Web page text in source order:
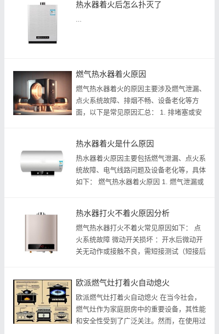
燃气供应异常 ：确认燃气总阀和热...
热水器着火后怎么扑灭了
燃气热水器着火原因
燃气热水器着火的原因主要涉及燃气泄漏、
点火系统故障、排烟不畅、设备老化等方
面，以下是常见原因汇总： 1. 排堵塞或安
30cm以上），导致废气积累在燃烧室，
燃...
热水器着火是什么原因
热水器着火原因主要包括燃气泄漏、点火系
统故障、电气线路问题及设备老化等，具体
如下： 燃气热水器着火原因 1. 燃气泄漏或
爆燃^^。 2. 点火系统故障 ：点火...
热水器打火不着火原因分析
燃气热水器打火不着火常见原因如下： 点
火系统故障 微动开关损坏 ：开水后微动开
关无动作或接触不良，需短接测试（短接后
燃气^^。 供气问题 电磁阀故障 ：点...
欧派燃气灶打着火自动熄火
欧派燃气灶打着火自动熄火 在当今社会，
燃气灶作为家庭厨房中的重要设备，其性能
和安全性受到了广泛关注。然而，在使用过